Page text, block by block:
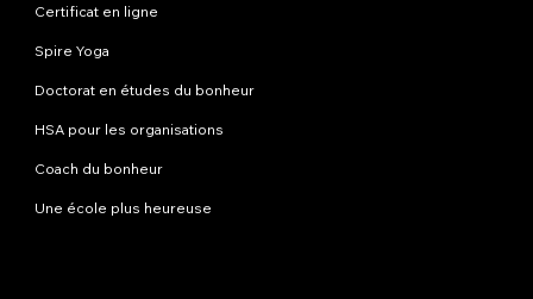
Certificat en ligne
Spire Yoga
Doctorat en études du bonheur
HSA pour les organisations
Coach du bonheur
Une école plus heureuse